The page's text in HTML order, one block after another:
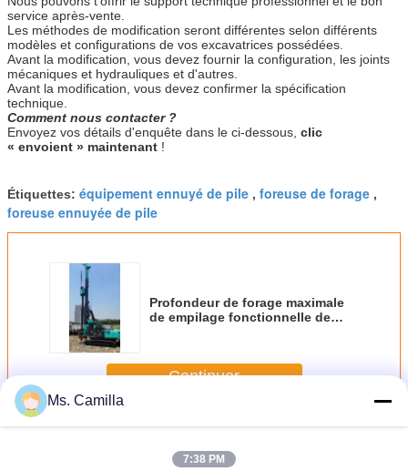
service après-vente.
Les méthodes de modification seront différentes selon différents
modèles et configurations de vos excavatrices possédées.
Avant la modification, vous devez fournir la configuration, les joints
mécaniques et hydrauliques et d'autres.
Avant la modification, vous devez confirmer la spécification
technique.
Comment nous contacter ?
Envoyez vos détails d'enquête dans le ci-dessous, clic
« envoient » maintenant !
Étiquettes: équipement ennuyé de pile , foreuse de forage ,
foreuse ennuyée de pile
Profondeur de forage maximale
de empilage fonctionnelle de
12 m CFA couple maximal de 28
m 80 kN.m
Continuer
PlusMachine d'installation d'empilage
Ms. Camilla
7:38 PM